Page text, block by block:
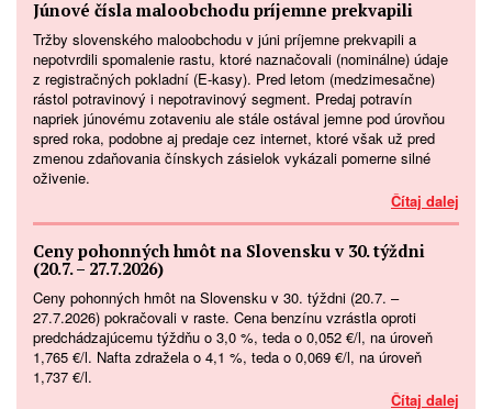
Júnové čísla maloobchodu príjemne prekvapili
Tržby slovenského maloobchodu v júni príjemne prekvapili a
nepotvrdili spomalenie rastu, ktoré naznačovali (nominálne) údaje
z registračných pokladní (E-kasy). Pred letom (medzimesačne)
rástol potravinový i nepotravinový segment. Predaj potravín
napriek júnovému zotaveniu ale stále ostával jemne pod úrovňou
spred roka, podobne aj predaje cez internet, ktoré však už pred
zmenou zdaňovania čínskych zásielok vykázali pomerne silné
oživenie.
Čítaj dalej
Ceny pohonných hmôt na Slovensku v 30. týždni
(20.7. – 27.7.2026)
Ceny pohonných hmôt na Slovensku v 30. týždni (20.7. –
27.7.2026) pokračovali v raste. Cena benzínu vzrástla oproti
predchádzajúcemu týždňu o 3,0 %, teda o 0,052 €/l, na úroveň
1,765 €/l. Nafta zdražela o 4,1 %, teda o 0,069 €/l, na úroveň
1,737 €/l.
Čítaj dalej